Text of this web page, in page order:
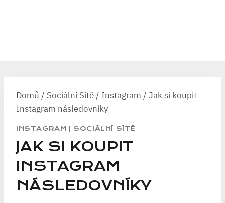
Domů / Sociální Sítě / Instagram / Jak si koupit
Instagram následovníky
INSTAGRAM |SOCIÁLNÍ SÍTĚ
JAK SI KOUPIT
INSTAGRAM
NÁSLEDOVNÍKY